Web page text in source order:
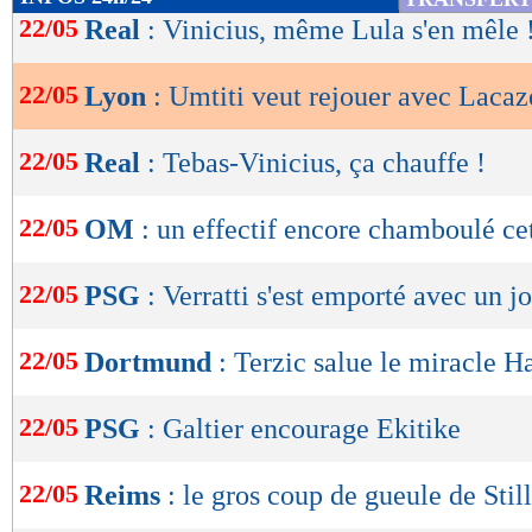
de
OK
22/05 Real : Vinicius, même Lula s'en mêle
22/05 Lyon : Umtiti veut rejouer avec
22/05 Real : Tebas-Vinicius, ça chauffe !
22/05 OM : un effectif encore chamboulé
22/05 PSG : Verratti s'est emporté avec un
22/05 Dortmund : Terzic salue le miracle
22/05 PSG : Galtier encourage Ekitike
22/05 Reims : le gros coup de gueule de Still